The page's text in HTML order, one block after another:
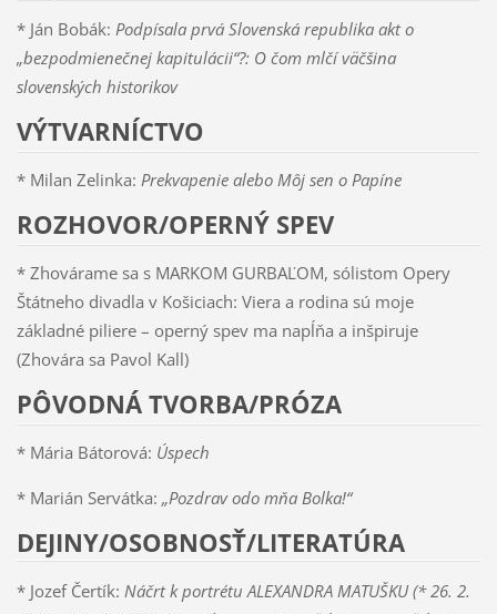
* Ján Bobák: Podpísala prvá Slovenská republika akt o
„bezpodmienečnej kapitulácii“?: O čom mlčí väčšina
slovenských historikov
VÝTVARNÍCTVO
* Milan Zelinka: Prekvapenie alebo Môj sen o Papíne
ROZHOVOR/OPERNÝ SPEV
* Zhovárame sa s MARKOM GURBAĽOM, sólistom Opery
Štátneho divadla v Košiciach: Viera a rodina sú moje
základné piliere – operný spev ma napĺňa a inšpiruje
(Zhovára sa Pavol Kall)
PÔVODNÁ TVORBA/PRÓZA
* Mária Bátorová: Úspech
* Marián Servátka: „Pozdrav odo mňa Bolka!“
DEJINY/OSOBNOSŤ/LITERATÚRA
* Jozef Čertík: Náčrt k portrétu ALEXANDRA MATUŠKU (* 26. 2.